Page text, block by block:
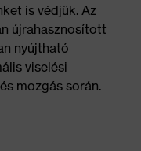
is védjük. Az
újrahasznosított
nyújtható
viselési
mozgás során.